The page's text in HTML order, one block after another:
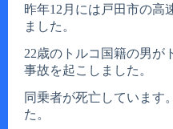
昨年12月には戸田市の高
ました。
22歳のトルコ国籍の男が
事故を起こしました。
同乗者が死亡しています
た。